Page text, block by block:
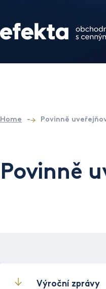
Home - Povinně
Povinně
Výroční zprávy